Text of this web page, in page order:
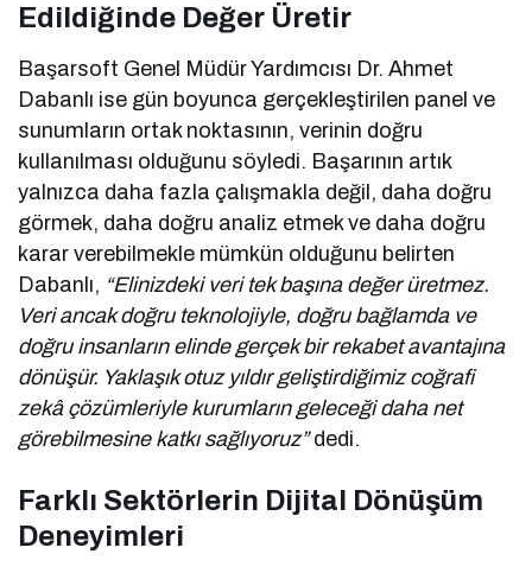
Edildiğinde Değer Üretir
Başarsoft Genel Müdür Yardımcısı Dr. Ahmet
Dabanlı ise gün boyunca gerçekleştirilen panel ve
sunumların ortak noktasının, verinin doğru
kullanılması olduğunu söyledi. Başarının artık
yalnızca daha fazla çalışmakla değil, daha doğru
görmek, daha doğru analiz etmek ve daha doğru
karar verebilmekle mümkün olduğunu belirten
Dabanlı, “Elinizdeki veri tek başına değer üretmez.
Veri ancak doğru teknolojiyle, doğru bağlamda ve
doğru insanların elinde gerçek bir rekabet avantajına
dönüşür. Yaklaşık otuz yıldır geliştirdiğimiz coğrafi
zekâ çözümleriyle kurumların geleceği daha net
görebilmesine katkı sağlıyoruz”dedi.
Farklı Sektörlerin Dijital Dönüşüm
Deneyimleri